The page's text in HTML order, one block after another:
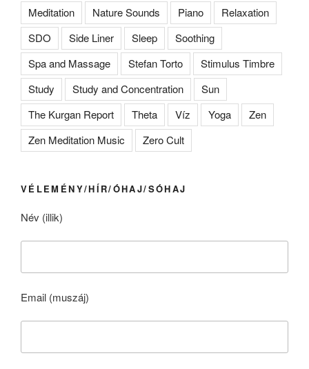
Meditation Nature Sounds Piano
Relaxation
SDO
Side Liner Sleep
Soothing
Spa and Massage
Stefan Torto
Stimulus Timbre
Study
Study and Concentration
Sun
The Kurgan Report
Theta Víz Yoga
Zen
Zen Meditation Music
Zero Cult
VÉLEMÉNY/HÍR/ÓHAJ/SÓHAJ
Név (illik)
Email (muszáj)